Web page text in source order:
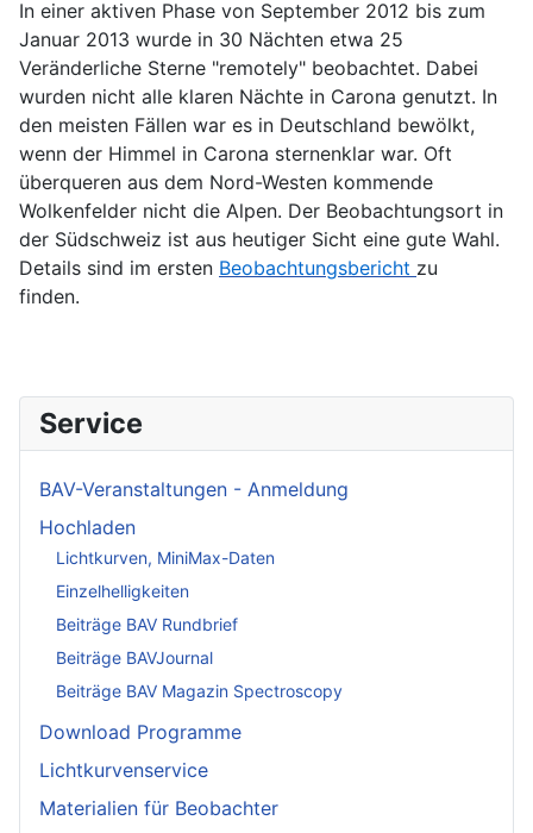
In einer aktiven Phase von September 2012 bis zum
Januar 2013 wurde in 30 Nächten etwa 25
Veränderliche Sterne "remotely" beobachtet. Dabei
wurden nicht alle klaren Nächte in Carona genutzt. In
den meisten Fällen war es in Deutschland bewölkt,
wenn der Himmel in Carona sternenklar war. Oft
überqueren aus dem Nord-Westen kommende
Wolkenfelder nicht die Alpen. Der Beobachtungsort in
der Südschweiz ist aus heutiger Sicht eine gute Wahl.
Details sind im ersten Beobachtungsbericht zu
finden.
Service
BAV-Veranstaltungen - Anmeldung
Hochladen
Lichtkurven, MiniMax-Daten
Einzelhelligkeiten
Beiträge BAV Rundbrief
Beiträge BAVJournal
Beiträge BAV Magazin Spectroscopy
Download Programme
Lichtkurvenservice
Materialien für Beobachter